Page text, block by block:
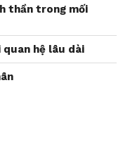
là đích đến, là
ta không thể có
ta có thể vun đắp
chúng ta không
cùng?
thần trong mối
hệ lâu dài